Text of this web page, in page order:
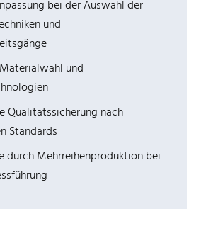
bei der Auswahl der
und
und
Qualitätssicherung nach
Standards
durch Mehrreihenproduktion bei